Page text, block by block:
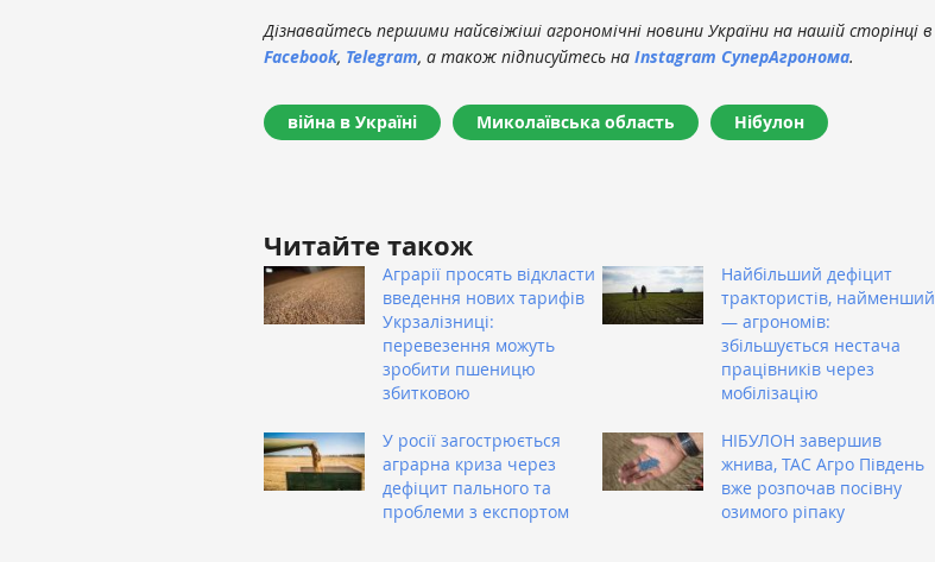
Дізнавайтесь першими найсвіжіші агрономічні новини України на нашій сторінці в
Facebook, Telegram, а також підписуйтесь на Instagram СуперАгронома.
війна в Україні Миколаївська область Нібулон
Читайте також
Аграрії просять відкласти
введення нових тарифів
Укрзалізниці:
перевезення можуть
зробити пшеницю
збитковою
Найбільший дефіцит
трактористів, найменший
— агрономів:
збільшується нестача
працівників через
мобілізацію
У росії загострюється
аграрна криза через
дефіцит пального та
проблеми з експортом
НІБУЛОН завершив
жнива, ТАС Агро Південь
вже розпочав посівну
озимого ріпаку